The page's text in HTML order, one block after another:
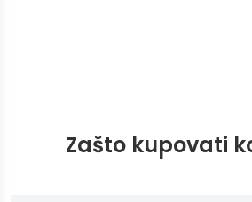
Zašto kupovati